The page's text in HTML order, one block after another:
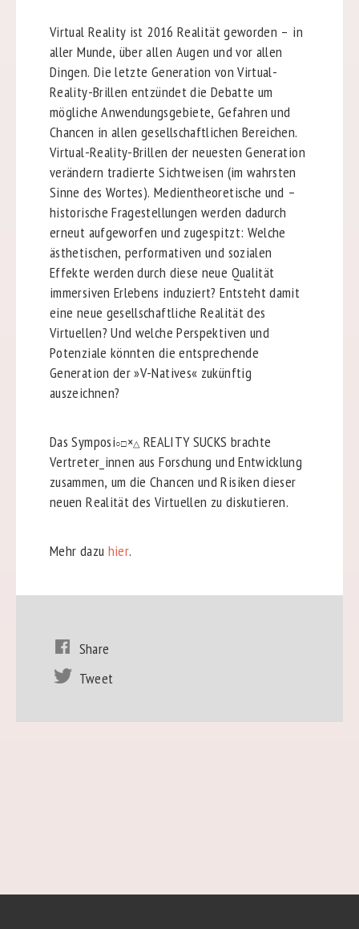
Virtual Reality ist 2016 Realität geworden – in
aller Munde, über allen Augen und vor allen
Dingen. Die letzte Generation von Virtual-
Reality-Brillen entzündet die Debatte um
mögliche Anwendungsgebiete, Gefahren und
Chancen in allen gesellschaftlichen Bereichen.
Virtual-Reality-Brillen der neuesten Generation
verändern tradierte Sichtweisen (im wahrsten
Sinne des Wortes). Medientheoretische und –
historische Fragestellungen werden dadurch
erneut aufgeworfen und zugespitzt: Welche
ästhetischen, performativen und sozialen
Effekte werden durch diese neue Qualität
immersiven Erlebens induziert? Entsteht damit
eine neue gesellschaftliche Realität des
Virtuellen? Und welche Perspektiven und
Potenziale könnten die entsprechende
Generation der »V-Natives« zukünftig
auszeichnen?
Das Symposi○□×△ REALITY SUCKS brachte
Vertreter_innen aus Forschung und Entwicklung
zusammen, um die Chancen und Risiken dieser
neuen Realität des Virtuellen zu diskutieren.
Mehr dazu hier.
Share
Tweet